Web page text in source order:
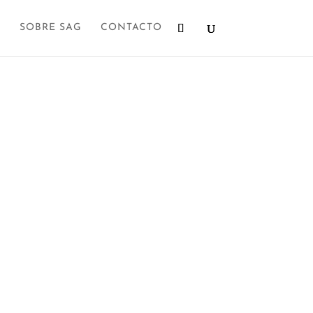
SOBRE SAG CONTACTO